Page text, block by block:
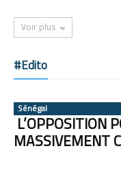
Voir plus
#Edito
Sénégal
L’OPPOSITION
MASSIVEMENT